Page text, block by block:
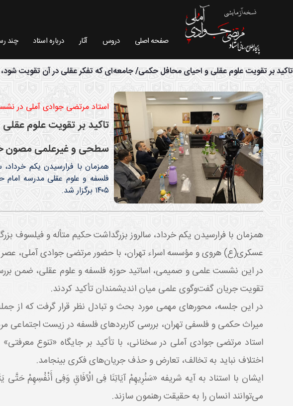
صفحه اصلی دروس آثار درباره استاد چند
آرشیو اخبار - سایت استاد مرتضی جوادی آملی
تاکید بر تقویت علوم عقلی و احیای محافل حکمی/ جامعه‌ای که تفکر عقلی در آن تقویت
استاد مرتضی جوادی آملی در
تاکید بر تقویت علوم
سطحی و غیرعلمی مصون
همزمان با فرارسیدن یکم
۱۴۰۵ برگزار شد.
همزمان با فرارسیدن یکم خرداد، سالروز بزرگداشت حکیم متأله و فیلسوف
عسکری(ع) هروی و مؤسسه اسراء تهران، با حضورمرتضی جوادی آملی، عصر پنج‌شنبه
در این نشست علمی و صمیمی، اساتید حوزه فلسفه و علوم عقلی، ضمن
تقویت جریان گفت‌وگوی علمی میان اندیشمندان تأکید کردند.
در این جلسه، محورهای مهمی مورد بحث و تبادل نظر قرار گرفت که از
میراث حکمی و فلسفی تهران، بررسی کاربردهای فلسفه در زیست اجتماعی
استاد مرتضی جوادی آملی در سخنانی، با تأکید بر جایگاه «تنوع
اختلاف نباید به تخالف، تعارض و حذف جریان‌های فکری بینجامد.
​​​​​​​ایشان با استناد به آیه شریفه «سَنُرِیهِمْ آیَاتِنَا فِی الْآفَاقِ وَفِی أَنْفُسِهِمْ
می‌توانند انسان را به حقیقت رهنمون سازند.